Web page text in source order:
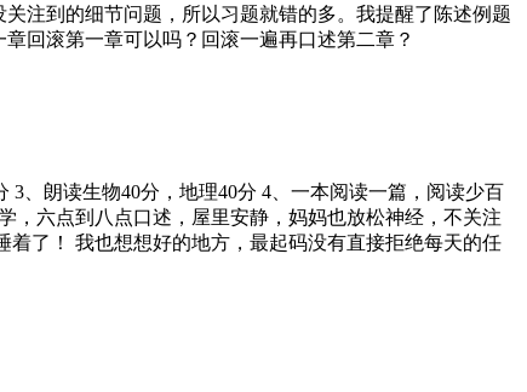
注到的细节问题，所以习题就错的多。我提醒了陈述例题
回滚第一章可以吗？回滚一遍再口述第二章？
3、朗读生物40分，地理40分 4、一本阅读一篇，阅读少百
，六点到八点口述，屋里安静，妈妈也放松神经，不关注
了！ 我也想想好的地方，最起码没有直接拒绝每天的任